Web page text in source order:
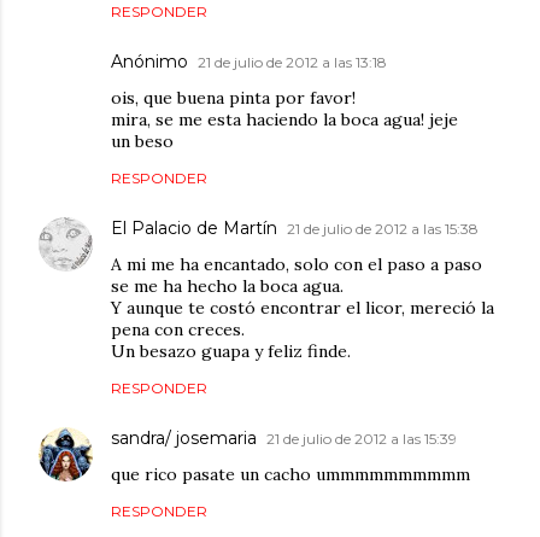
RESPONDER
Anónimo 21 de julio de 2012 a las 13:18
ois, que buena pinta por favor!
mira, se me esta haciendo la boca agua! jeje
un beso
RESPONDER
El Palacio de Martín 21 de julio de 2012 a las 15:38
A mi me ha encantado, solo con el paso a paso
se me ha hecho la boca agua.
Y aunque te costó encontrar el licor, mereció la
pena con creces.
Un besazo guapa y feliz finde.
RESPONDER
sandra/ josemaria 21 de julio de 2012 a las 15:39
que rico pasate un cacho ummmmmmmmmm
RESPONDER